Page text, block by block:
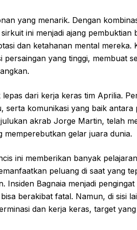
yang menarik. Dengan
ini menjadi ajang pembuktian
dan ketahanan mental mereka.
yang tinggi, membuat
dari kerja keras tim Aprilia.
serta komunikasi yang baik antara
akrab Jorge Martin, telah
memperebutkan gelar juara dunia.
ini memberikan banyak
peluang di saat yang
Insiden Bagnaia menjadi
berakibat fatal. Namun, di sisi
dan kerja keras, target